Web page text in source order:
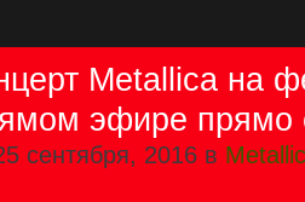
Metallica на
эфире прямо
сентября, 2016 в